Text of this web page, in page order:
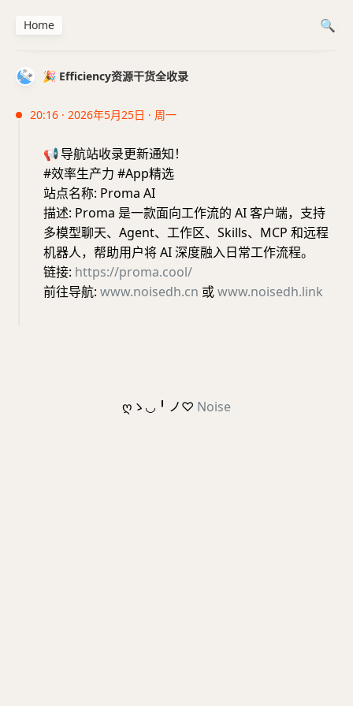
🎉 Efficiency资源干货全收录
20:16 · 2026年5月25日 · 周一
📢导航站收录更新通知！
#效率生产力 #App精选
站点名称: Proma AI
描述: Proma 是一款面向工作流的 AI 客户端，支持
多模型聊天、Agent、工作区、Skills、MCP 和远程
机器人，帮助用户将 AI 深度融入日常工作流程。
链接: https://proma.cool/
前往导航: www.noisedh.cn 或www.noisedh.link
Home
ღゝ◡╹ノ♡ Noise